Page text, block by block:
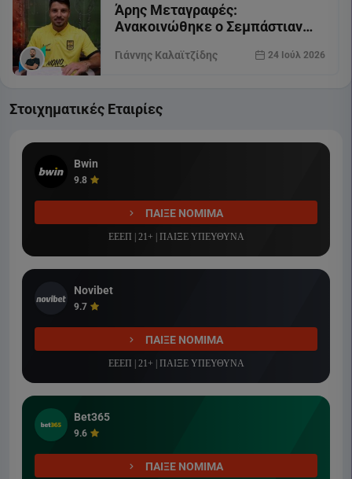
Άρης Μεταγραφές:
Ανακοινώθηκε ο Σεμπάστιαν
Γιάννης Καλαϊτζίδης 24 Ιούλ 2026
Στοιχηματικές Εταιρίες
Bwin
9.8
ΠΑΙΞΕ ΝΟΜΙΜΑ
ΕΕΕΠ | 21+ | ΠΑΙΞΕ ΥΠΕΥΘΥΝΑ
Novibet
9.7
ΠΑΙΞΕ ΝΟΜΙΜΑ
ΕΕΕΠ | 21+ | ΠΑΙΞΕ ΥΠΕΥΘΥΝΑ
Bet365
9.6
ΠΑΙΞΕ ΝΟΜΙΜΑ